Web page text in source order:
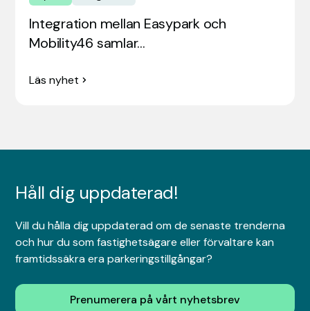
Integration mellan Easypark och
Mobility46 samlar…
Läs nyhet
Håll dig uppdaterad!
Vill du hålla dig uppdaterad om de senaste trenderna
och hur du som fastighetsägare eller förvaltare kan
framtidssäkra era parkeringstillgångar?
Prenumerera på vårt nyhetsbrev